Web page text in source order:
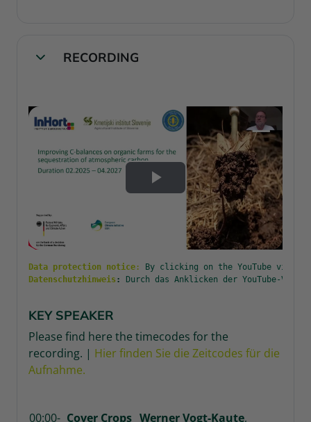
CollapseRECORDING
Play
Video
Data protection notice :
By clicking on the YouTube
Datenschutzhinweis : Durch das Anklicken der YouTube-
KEY SPEAKER
Please find here the timecodes for the
recording. | Hier finden Sie die Zeitcodes für die
Aufnahme.
00:00- Cover Crops Werner Vogt-Kaute,